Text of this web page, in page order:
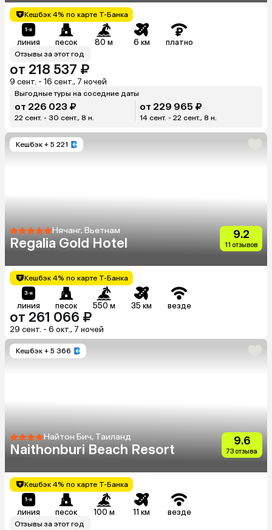
Кешбэк 4% по карте Т-Банка
линия песок 80 м 6 км платно
Отзывы за этот год
от 218 537 ₽
9 сент. - 16 сент., 7 ночей
Выгодные туры на соседние даты
от 226 023 ₽
22 сент. - 30 сент., 8 н.
от 229 965 ₽
14 сент. - 22 сент., 8 н.
Кешбэк + 5 221
Нячанг, Вьетнам
Regalia Gold Hotel
9.2
11 отзывов
Кешбэк 4% по карте Т-Банка
линия песок 550 м 35 км везде
от 261 066 ₽
29 сент. - 6 окт., 7 ночей
Кешбэк + 5 366
Найтон Бич, Таиланд
Naithonburi Beach Resort
9.6
73 отзыва
Кешбэк 4% по карте Т-Банка
линия песок 100 м 11 км везде
Отзывы за этот год